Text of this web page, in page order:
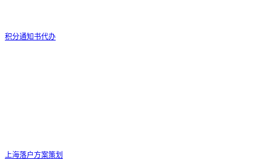
积分通知书代办
上海落户方案策划